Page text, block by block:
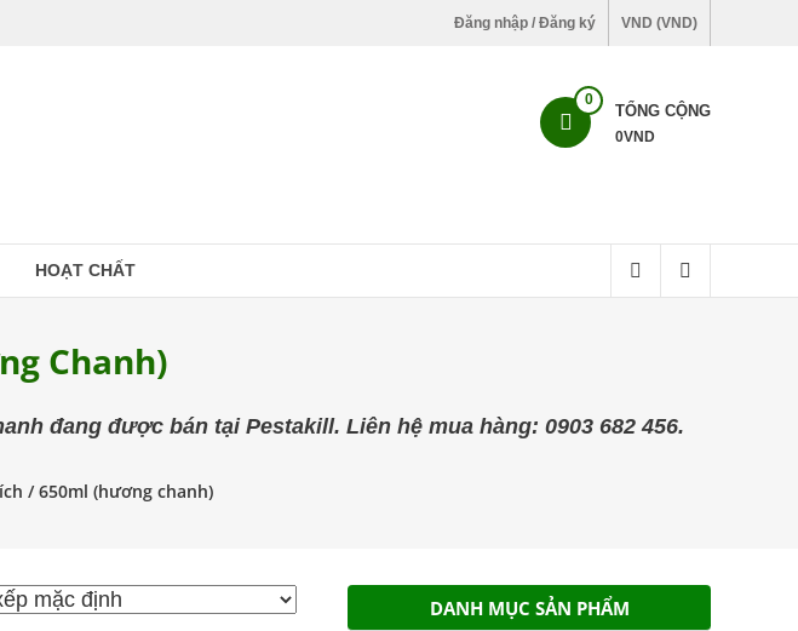
Đăng nhập / Đăng ký VND (VND)
0
TỔNG CỘNG
0VND
HOẠT CHẤT
Chanh)
đang được bán tại Pestakill. Liên hệ mua hàng: 0903 682 456.
/ 650ml (hương chanh)
DANH MỤC SẢN PHẨM